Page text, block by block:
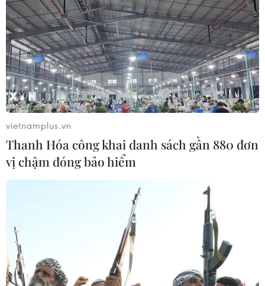
vietnamplus.vn
Thanh Hóa công khai danh sách gần 880 đơn
vị chậm đóng bảo hiểm